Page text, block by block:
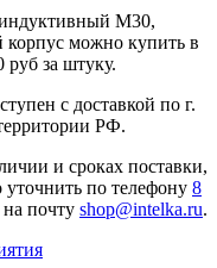
M30,
корпус можно купить в
за штуку.
с доставкой по г.
РФ.
и сроках поставки,
по телефону 8
на почту shop@intelka.ru.